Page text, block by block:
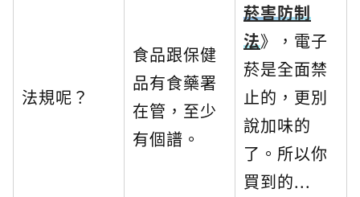
法規呢？
食品跟保健
品有食藥署
在管，至少
有個譜。
菸害防制
法》，電子
菸是全面禁
止的，更別
說加味的
了。所以你
買到的...